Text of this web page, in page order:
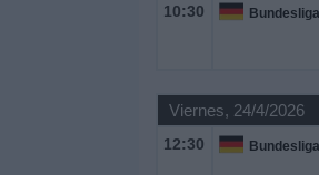
10:30 Bundesliga
Viernes, 24/4/2026
12:30 Bundesliga